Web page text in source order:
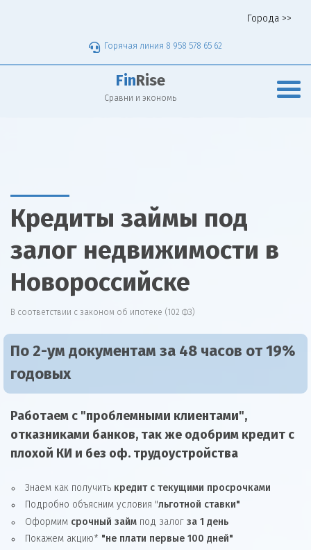
Города >>
Горячая линия 8 958 578 65 62
Fin Rise
Сравни и экономь
Кредиты займы под
залог недвижимости в
Новороссийске
В соответствии с законом об ипотеке (102 ФЗ)
По 2-ум документам за 48 часов от 19%
годовых
Работаем с "проблемными клиентами",
отказниками банков, так же одобрим кредит с
плохой КИ и без оф. трудоустройства
Знаем как получить кредит с текущими просрочками
Подробно объясним условия "льготной ставки"
Оформим срочный займ под залог за 1 день
Покажем акцию* "не плати первые 100 дней"